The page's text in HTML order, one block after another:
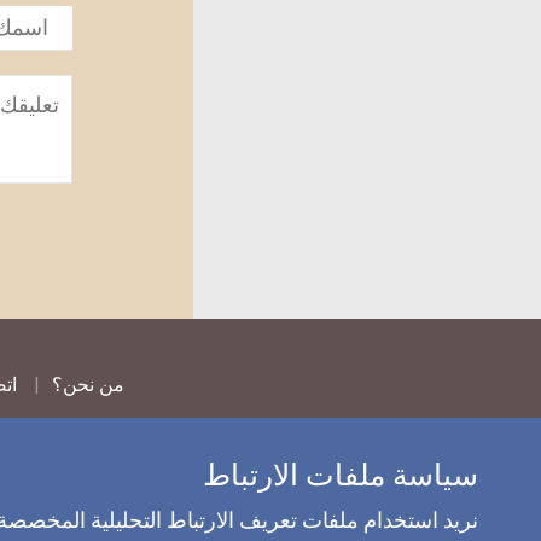
سياسة ملفات الارتباط
نريد استخدام ملفات تعريف الارتباط التحليلية
الاسم*
تعليق
من نحن؟